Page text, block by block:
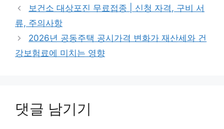
테
리
보건소 대상포진 무료접종 | 신청 자격, 구비 서
류, 주의사항
2026년 공동주택 공시가격 변화가 재산세와 건
강보험료에 미치는 영향
댓글 남기기